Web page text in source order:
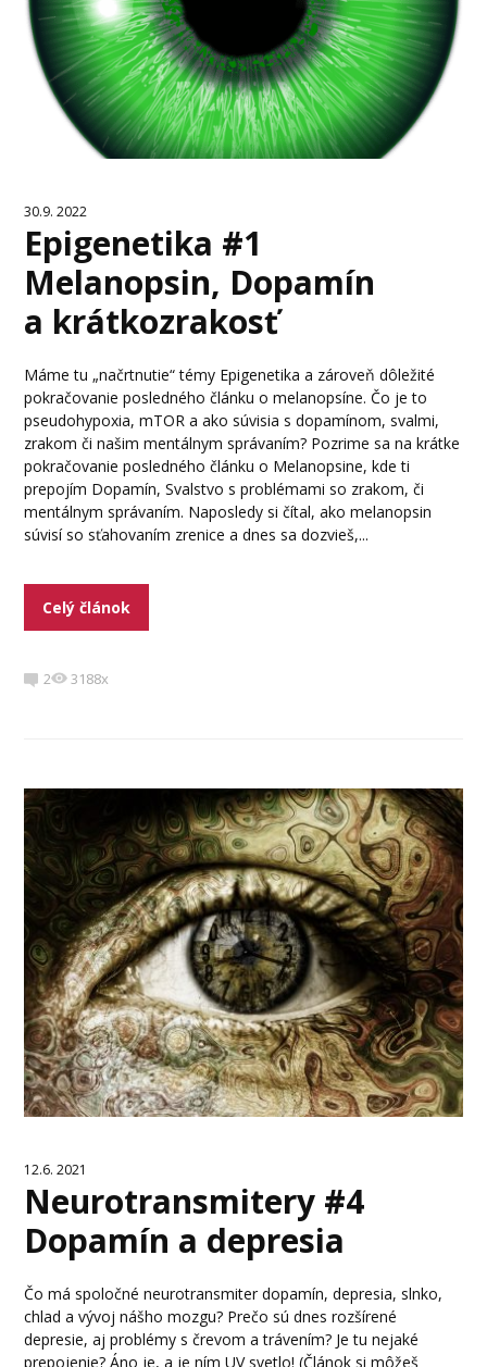
30.9. 2022
Epigenetika #1
Melanopsin, Dopamín
a krátkozrakosť
Máme tu „načrtnutie“ témy Epigenetika a zároveň dôležité
pokračovanie posledného článku o melanopsíne. Čo je to
pseudohypoxia, mTOR a ako súvisia s dopamínom, svalmi,
zrakom či našim mentálnym správaním? Pozrime sa na krátke
pokračovanie posledného článku o Melanopsine, kde ti
prepojím Dopamín, Svalstvo s problémami so zrakom, či
mentálnym správaním. Naposledy si čítal, ako melanopsin
súvisí so sťahovaním zrenice a dnes sa dozvieš,...
Celý článok
2 3188x
12.6. 2021
Neurotransmitery #4
Dopamín a depresia
Čo má spoločné neurotransmiter dopamín, depresia, slnko,
chlad a vývoj nášho mozgu? Prečo sú dnes rozšírené
depresie, aj problémy s črevom a trávením? Je tu nejaké
prepojenie? Áno je, a je ním UV svetlo! (Článok si môžeš